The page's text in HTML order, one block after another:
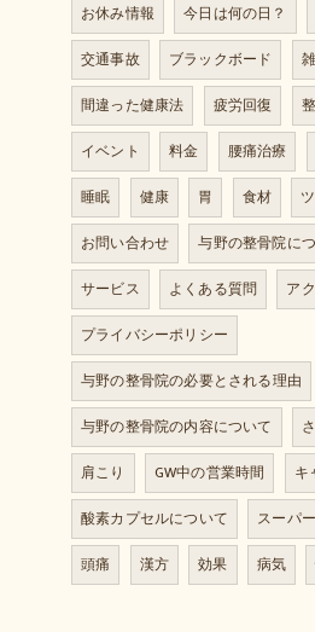
お休み情報 今日は何の日？
交通事故
ブラックボード
間違った健康法
疲労回復
イベント
料金 腰痛治療
睡眠
健康 胃 食材
お問い合わせ
与野の整骨院に
サービス
よくある質問
ア
プライバシーポリシー
与野の整骨院の必要とされる理由
与野の整骨院の内容について
肩こり
GW中の営業時間
キ
酸素カプセルについて
スーパ
頭痛
漢方 効果 病気